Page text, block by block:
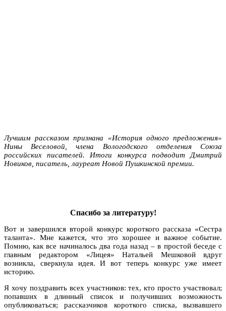
Лучшим рассказом признана «История одного предложения»
Нины Веселовой, члена Вологодского отделения Союза
российских писателей. Итоги конкурса подводит Дмитрий
Новиков , писатель, лауреат Новой Пушкинской премии.
Спасибо за литературу!
Вот и завершился второй конкурс короткого рассказа «Сестра
таланта». Мне кажется, что это хорошее и важное событие.
Помню, как все начиналось два года назад – в простой беседе с
главным редактором «Лицея» Натальей Мешковой вдруг
возникла, сверкнула идея. И вот теперь конкурс уже имеет
историю.
Я хочу поздравить всех участников: тех, кто просто участвовал;
попавших в длинный список и получивших возможность
опубликоваться; рассказчиков короткого списка, вызвавшего